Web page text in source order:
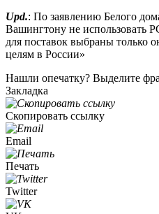
Upd.: По заявлению Белого
Вашингтону не использовать
для поставок выбраны только
целям в России»
Нашли опечатку? Выделите
Закладка
Скопировать ссылку
Email
Печать
Twitter